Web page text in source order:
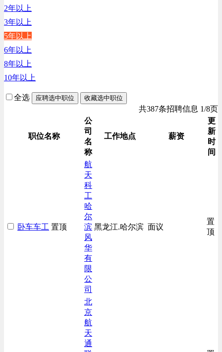
行政/后勤/文秘类
销售类
人力资源类
建筑装潢/市政建设类
通信/移动互联网/手机类
技工/维修类
房地产开发/物业管理类
生产/加工/认证类
2年以上
3年以上
5年以上
6年以上
8年以上
10年以上
全选 应聘选中职位 收藏选中职位
共387条招聘信息 1/8页
职位名称
公
司
名
称
工作地点 薪资
更
新
时
间
卧车车工 置顶
航
天
科
工
哈
尔
滨
风
华
有
限
公
司
黑龙江.哈尔滨 面议
置
顶
北
京
航
天
通